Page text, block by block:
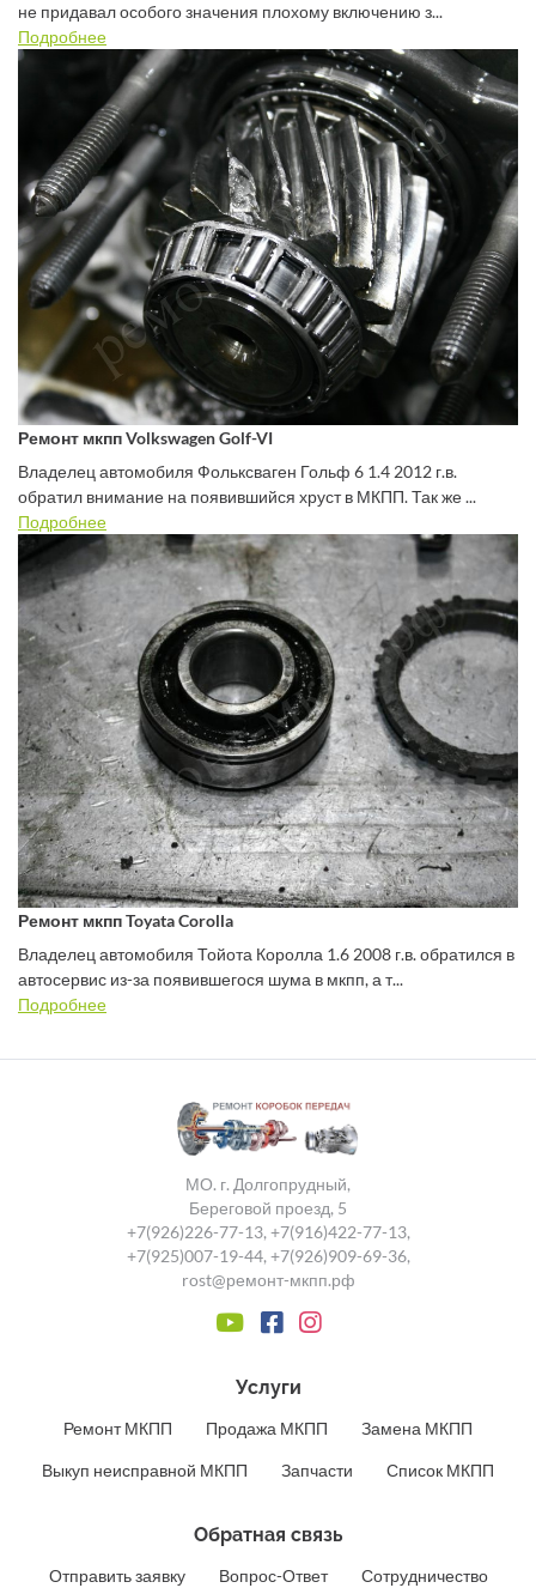
не придавал особого значения плохому включению з...
Подробнее
Ремонт мкпп Volkswagen Golf-VI
Владелец автомобиля Фольксваген Гольф 6 1.4 2012 г.в.
обратил внимание на появившийся хруст в МКПП. Так же ...
Подробнее
Ремонт мкпп Toyata Corolla
Владелец автомобиля Тойота Королла 1.6 2008 г.в. обратился в
автосервис из-за появившегося шума в мкпп, а т...
Подробнее
МО. г. Долгопрудный,
Береговой проезд, 5
+7(926)226-77-13, +7(916)422-77-13,
+7(925)007-19-44, +7(926)909-69-36,
rost@ремонт-мкпп.рф
Услуги
Ремонт МКПП Продажа МКПП Замена МКПП
Выкуп неисправной МКПП Запчасти Список МКПП
Обратная связь
Отправить заявку Вопрос-Ответ Сотрудничество